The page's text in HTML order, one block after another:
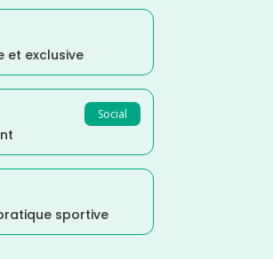
et exclusive
Social
sportive